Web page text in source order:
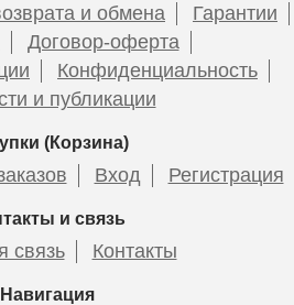
и обмена
Гарантии
Договор-оферта
Конфиденциальность
и публикации
(Корзина)
Вход Регистрация
и связь
связь Контакты
Навигация